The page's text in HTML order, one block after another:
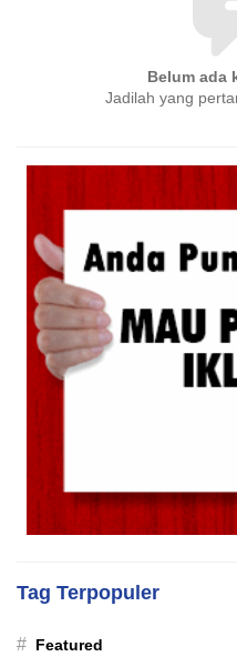
Belum ada
Jadilah yang
Tag Terpopuler
# Featured